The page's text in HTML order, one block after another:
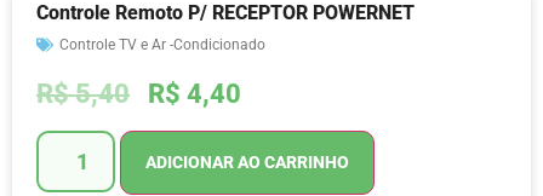
Controle Remoto P/ RECEPTOR POWERNET
Controle TV e Ar -Condicionado
R$5,40 R$ 4,40
ADICIONAR AO CARRINHO